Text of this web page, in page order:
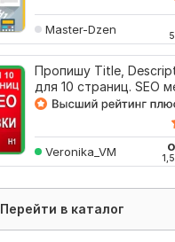
Master-Dzen
Пропишу Title,
для 10 страниц. SEO
теги
Veronika_VM
Перейти в каталог